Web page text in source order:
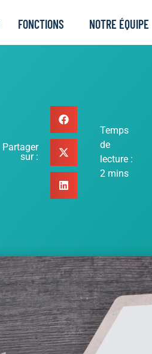
FONCTIONS NOTRE ÉQUIPE
Partager
sur :
Temps
de
lecture :
2 mins